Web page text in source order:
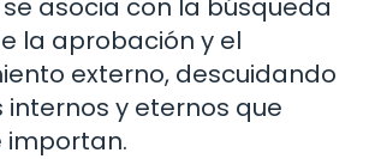
asocia con la búsqueda
la aprobación y el
externo, descuidando
internos y eternos que